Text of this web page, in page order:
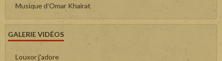
Musique d'Omar Khairat
GALERIE VIDÉOS
Louxor j'adore